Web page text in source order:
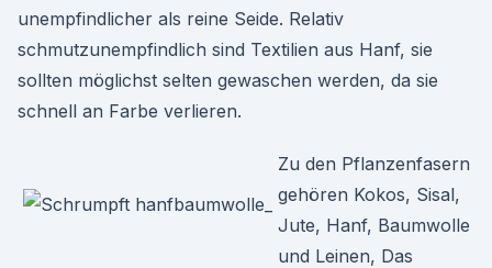
unempfindlicher als reine Seide. Relativ
schmutzunempfindlich sind Textilien aus Hanf, sie
sollten möglichst selten gewaschen werden, da sie
schnell an Farbe verlieren.
Zu den Pflanzenfasern
gehören Kokos, Sisal,
Jute, Hanf, Baumwolle
und Leinen, Das